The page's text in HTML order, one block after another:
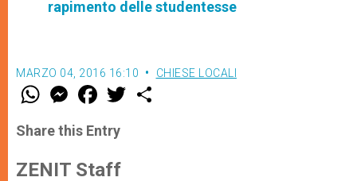
rapimento delle studentesse
MARZO 04, 2016 16:10 CHIESE LOCALI
W
t
s
p
p
M
e
s
e
g
e
F
a
e
b
o
k
w
Share this Entry
ZENIT Staff